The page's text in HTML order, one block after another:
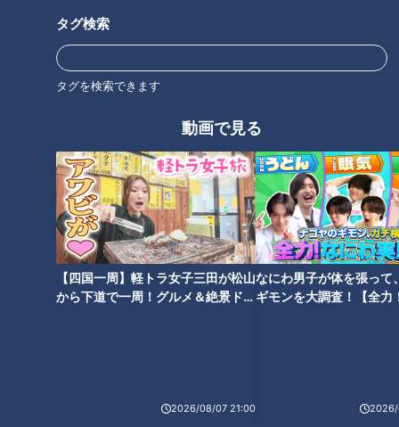
タグ検索
タグを検索できます
動画で見る
【四国一周】軽トラ女子三田が松山
から下道で一周！グルメ＆絶景ドラ
2026/08/07 21:00
なにわ男子が体を張って
ギモンを大調査！【全力
2026/
で“大型の金庫”のようだった。扉も片方からだけ開く“１枚
扉”だった。東芝のホームページなどによると、値段は７２０
円。当時の小学校教員の１年間の給料をはるかに上回り、庭付
庶民には手が出ない代物だった。
そんな電気冷蔵庫も、昭和３０年代に入ると、次第に一般家庭
に広がっていく。電気洗濯機、白黒テレビと共に「三種の神
器」とも呼ばれた。この頃から、日本製の「電気冷蔵庫」はめ
ざましい進化の道を歩んでいく。そして、その開発の歩みは、
扉の数と共にあるとも言えよう。電気冷蔵庫の扉の数はどんど
ん増えていく。
扉を持った電気冷蔵庫が登場した。冷凍用のスペースが独立し